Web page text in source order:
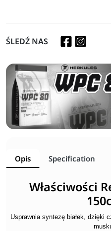
ŚLEDŹ NAS
Opis Specification
Właściwości
Usprawnia syntezę białek, dzięki